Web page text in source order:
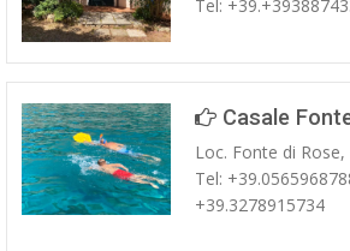
Tel:
Casale
Loc. Fonte di Rose,
Tel:
+39.3278915734